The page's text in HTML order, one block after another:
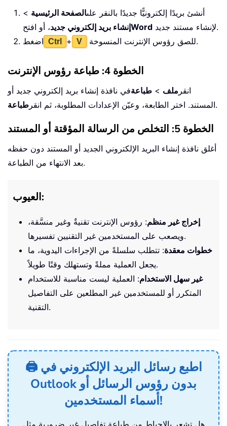
أنشئ بريدًا إلكترونيًّا جديدًا بالنقر علىالصفحة الرئيسية >
إنشاء بريد إلكتروني جديد، أو افتح Word
لإنشاء مستند جديد.
اضغط Ctrl + V للصق رؤوس الإنترنت المنسوخة.
الخطوة 4: طباعة رؤوس الإنترنت
انقر ملف > طباعةفي نافذة إنشاء بريد إلكتروني جديد أو
المستند. اختر الطابعة، وعيّن الإعدادات المطلوبة، ثم انقر طباعة .
الخطوة 5: التخلص من الرسالة المؤقتة أو المستند
أغلق نافذة إنشاء البريد الإلكتروني الجديد أو المستند دون حفظه
بعد الانتهاء من الطباعة.
العيوب:
إخراج غير منظم: رؤوس الإنترنت تقنيةٌ وغير منسَّقة،
ويصعب على المستخدمين غير التقنيين تفسيرها.
خطوات معقدة: تتطلب سلسلةً من الإجراءات اليدوية، ما
يجعل العملية مملةً وتستهلك وقتًا طويلاً.
غير سهل الاستخدام: العملية ليست مناسبة للاستخدام
المتكرر أو للمستخدمين غير المطلعين على التفاصيل
التقنية.
🖨️ اطبع رسائل البريد الإلكتروني في
Outlook بدون رؤوس الرسائل أو
أسماء المستخدمين!
هل تشعر بالإحباط من طباعة تفاصيل غير ضرورية مثل